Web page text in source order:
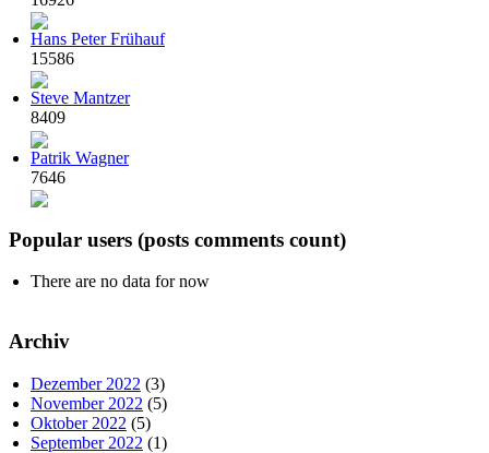
Hans Peter Frühauf
15586
Steve Mantzer
8409
Patrik Wagner
7646
Popular users (posts comments count)
There are no data for now
Archiv
Dezember 2022 (3)
November 2022 (5)
Oktober 2022 (5)
September 2022 (1)